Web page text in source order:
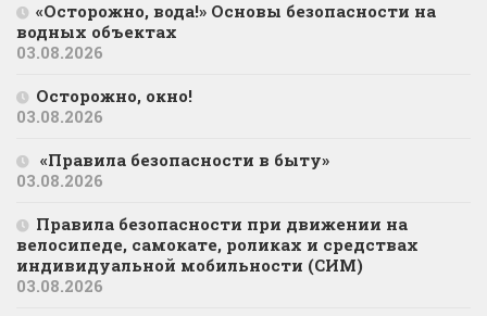
«Осторожно, вода!» Основы безопасности на
водных объектах
03.08.2026
Осторожно, окно!
03.08.2026
«Правила безопасности в быту»
03.08.2026
Правила безопасности при движении на
велосипеде, самокате, роликах и средствах
индивидуальной мобильности (СИМ)
03.08.2026